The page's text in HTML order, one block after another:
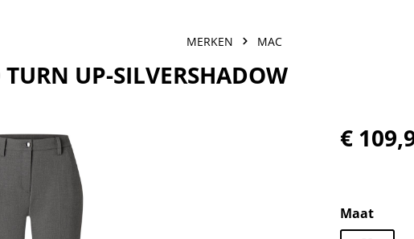
MERKEN MAC
UP-SILVERSHADOW
Normale prijs:
€
Selecteer
Maat